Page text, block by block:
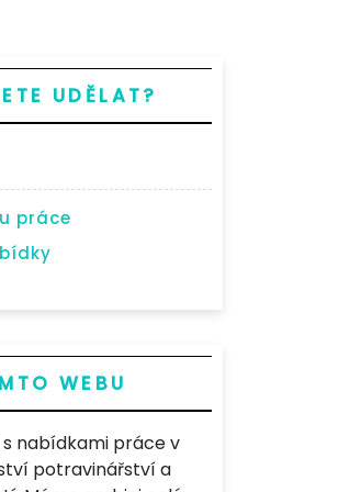
UDĚLAT?
práce
WEBU
nabídkami práce v
potravinářství a